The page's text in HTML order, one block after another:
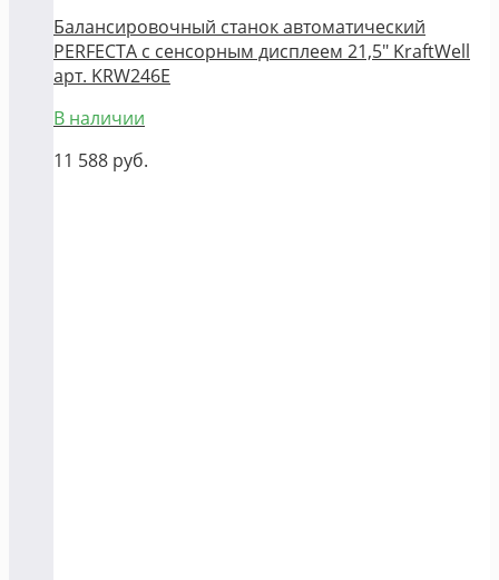
Балансировочный станок автоматический
PERFECTA с сенсорным дисплеем 21,5" KraftWell
арт. KRW246E
В наличии
11 588 руб.